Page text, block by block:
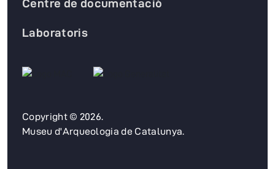
Copyright © 2026.
Museu d'Arqueologia de Catalunya.
Centre de documentació
Laboratoris